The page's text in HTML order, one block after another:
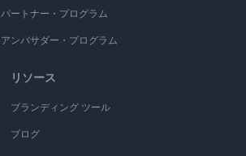
パートナー・プログラム
アンバサダー・プログラム
リソース
ブランディング ツール
ブログ